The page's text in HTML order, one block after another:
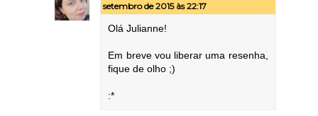
setembro de 2015 às 22:17
Olá Julianne!
Em breve vou liberar uma resenha,
fique de olho ;)
:*